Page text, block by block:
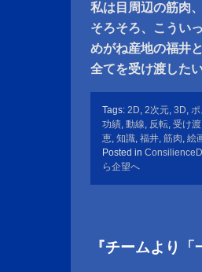
私は目周辺の筋肉
そろそろ、こうい
めがね産地の福井
全てを受け渡した
Tags: 2D, 2次元, 3D,
功績, 動線, 反転, 受け渡
恵, 知識, 福井, 筋肉, 絵
Posted in
ら企望へ
『チームより